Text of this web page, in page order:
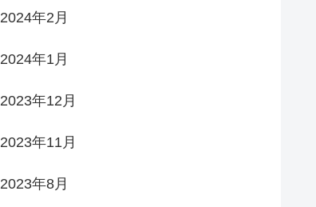
2024年2月
2024年1月
2023年12月
2023年11月
2023年8月